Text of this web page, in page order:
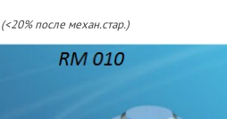
после механ.стар.)